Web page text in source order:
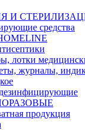
И
средства
лотки
журналы,
продукция